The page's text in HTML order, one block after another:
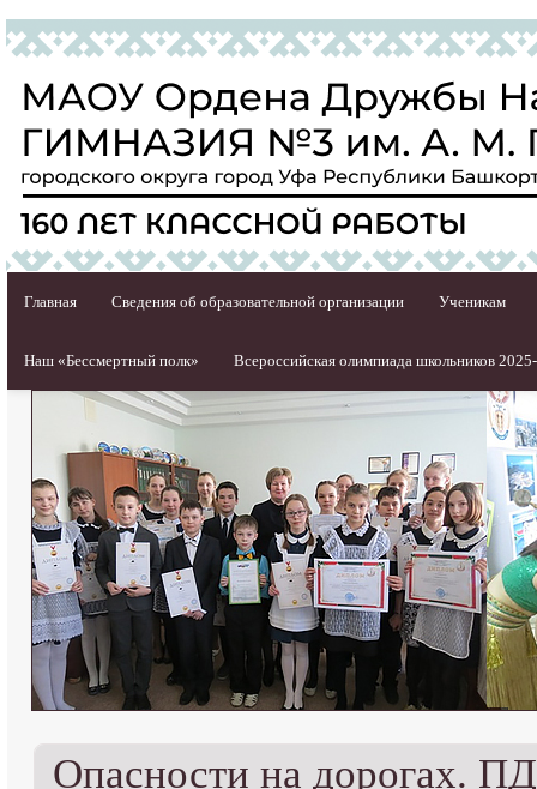
Главная Сведения об образовательной организации Ученикам
Наш «Бессмертный полк» Всероссийская олимпиада школьников
Опасности на дорогах.